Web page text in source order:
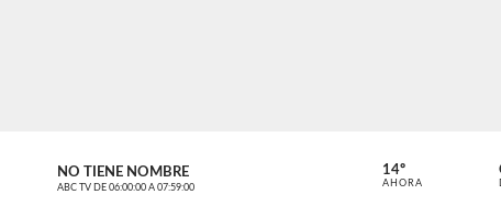
NO TIENE NOMBRE
ABC TV DE 06:00:00 A 07:59:00 ABC CARDINAL
14º
AHORA